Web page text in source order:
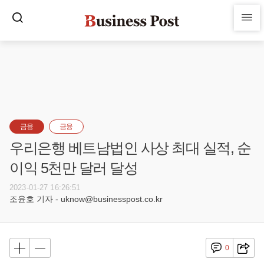
금융 금융
우리은행 베트남법인 사상 최대 실적, 순
이익 5천만 달러 달성
2023-01-27 16:26:51
조윤호 기자 - uknow@businesspost.co.kr
0